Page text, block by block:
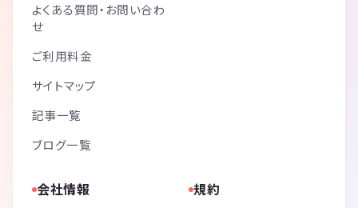
よくある質問・お問い合わ
せ
ご利用料金
サイトマップ
記事一覧
ブログ一覧
会社情報 規約